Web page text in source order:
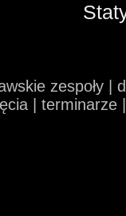
zespoły
|